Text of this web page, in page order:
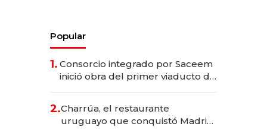
Popular
1. Consorcio integrado por Saceem
inició obra del primer viaducto de
millones
2.Charrúa, el restaurante
uruguayo que conquistó Madrid: